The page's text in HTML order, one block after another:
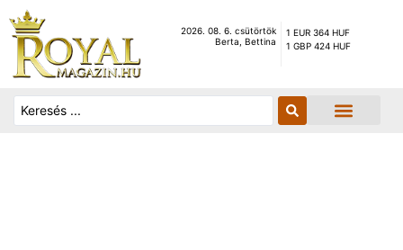
2026. 08. 6. csütörtök
Berta, Bettina
1 EUR 364 HUF
1 GBP 424 HUF